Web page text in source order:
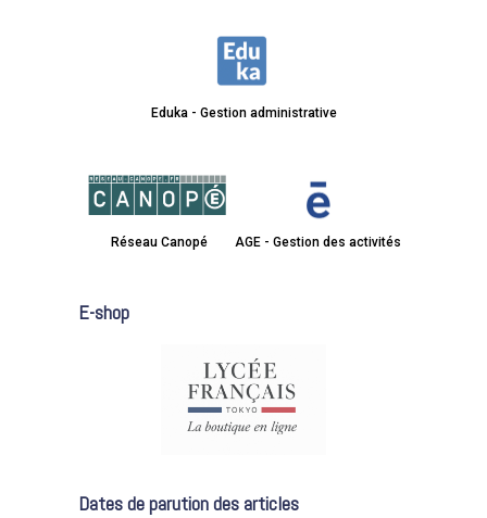
Eduka - Gestion administrative
Réseau Canopé AGE - Gestion des activités
E-shop
Dates de parution des articles